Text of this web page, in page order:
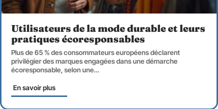
Utilisateurs de la mode durable et leurs
pratiques écoresponsables
Plus de 65 % des consommateurs européens déclarent
privilégier des marques engagées dans une démarche
écoresponsable, selon une…
En savoir plus